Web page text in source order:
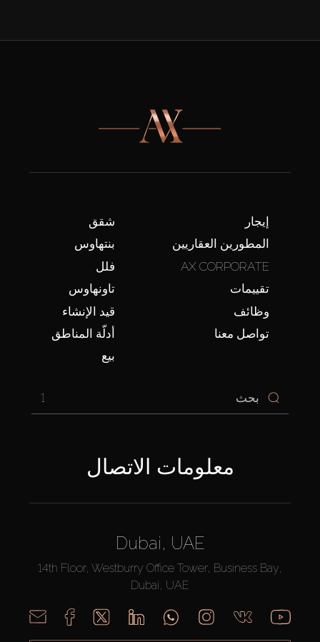
شقق
بنتهاوس
فلل
تاونهاوس
قيد الإنشاء
أدلّة المناطق
بيع
إيجار
المطورين العقاريين
AX CORPORATE
تقييمات
وظائف
تواصل معنا
1
معلومات الاتصال
Dubai, UAE
14th Floor, Westburry Office Tower, Business Bay,
Dubai, UAE